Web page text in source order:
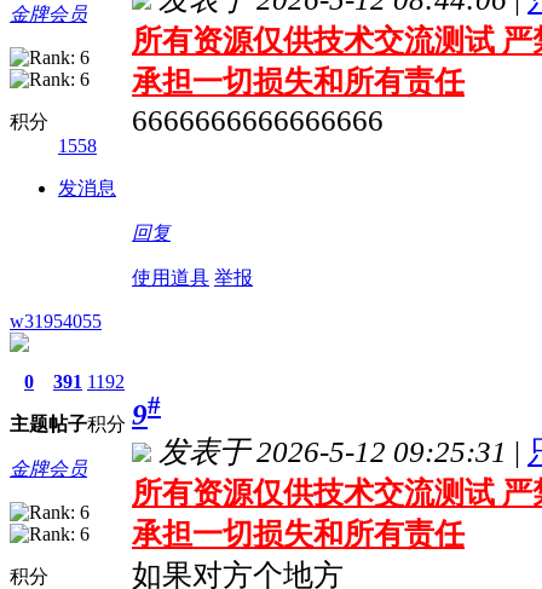
金牌会员
积分
1558
发消息
所有资源仅供技术交流测试
承担一切损失和所有责任
6666666666666666
回复
使用道具 举报
w31954055
0
主题
391
帖子
1192
积分
金牌会员
积分
9#
发表于 2026-5-12 09:25:31 |
所有资源仅供技术交流测试
承担一切损失和所有责任
如果对方个地方